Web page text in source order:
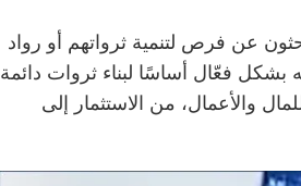
عن فرص لتنمية ثرواتهم أو رواد
بشكل فعّال أساسًا لبناء ثروات دائمة
والأعمال، من الاستثمار إلى